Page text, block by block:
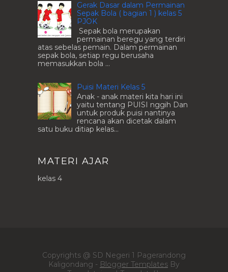
Gerak Dasar dalam Permainan
Sepak Bola ( bagian 1 ) kelas 5
PJOK
Sepak bola merupakan
permainan beregu yang terdiri
atas sebelas pemain. Dalam permainan
sepak bola, setiap regu berusaha
memasukkan bola ...
Puisi Materi Kelas 5
Anak - anak materi kita hari ini
yaitu tentang PUISI nggih Dan
untuk produk puisi nantinya
rencana akan dicetak dalam
satu buku ditiap kelas...
MATERI AJAR
kelas 4
Copyrights @ SD Negeri 1 Pagerandong
Kaligondang - Blogger Templates By